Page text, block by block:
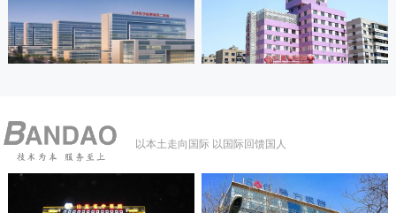
以本土走向国际 以国际回馈国人